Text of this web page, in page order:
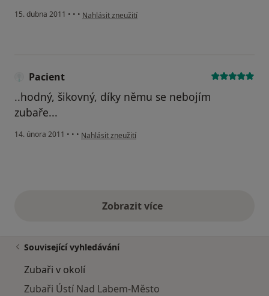
15. dubna 2011 • • • podle názoru uživatele Pacient
Nahlásit zneužití
Pacient
..hodný, šikovný, díky němu se nebojím
zubaře...
14. února 2011 • • • podle názoru uživatele Pacient
Nahlásit zneužití
Zobrazit vícevýše uvedené názory
Související vyhledávání
Zubaři v okolí
Zubaři Ústí Nad Labem-Město